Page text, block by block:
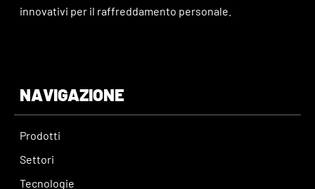
innovativi per il raffreddamento personale.
NAVIGAZIONE
Prodotti
Settori
Tecnologie